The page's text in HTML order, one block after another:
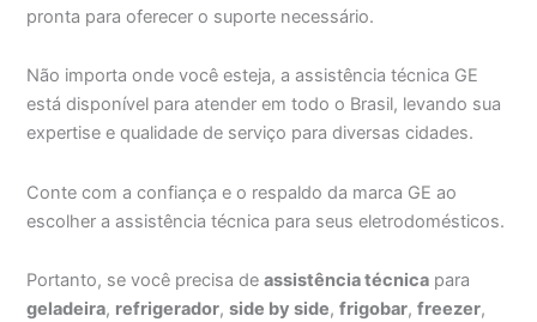
pronta para oferecer o suporte necessário.
Não importa onde você esteja, a assistência técnica GE
está disponível para atender em todo o Brasil, levando sua
expertise e qualidade de serviço para diversas cidades.
Conte com a confiança e o respaldo da marca GE ao
escolher a assistência técnica para seus eletrodomésticos.
Portanto, se você precisa deassistência técnica para
geladeira, refrigerador,side by side,frigobar,freezer,